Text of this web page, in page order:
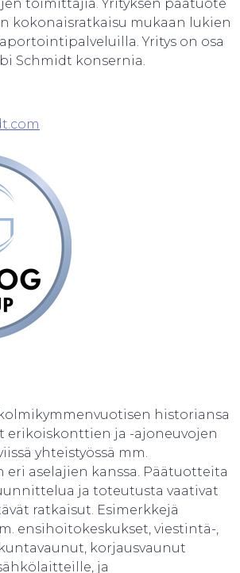
toimittajia. Yrityksen päätuote
kokonaisratkaisu mukaan lukien
Yritys on osa
Schmidt konsernia.
historiansa
erikoiskonttien ja -ajoneuvojen
yhteistyössä mm.
eri aselajien kanssa. Päätuotteita
ja toteutusta vaativat
ratkaisut. Esimerkkejä
ensihoitokeskukset, viestintä-,
korjausvaunut
ja